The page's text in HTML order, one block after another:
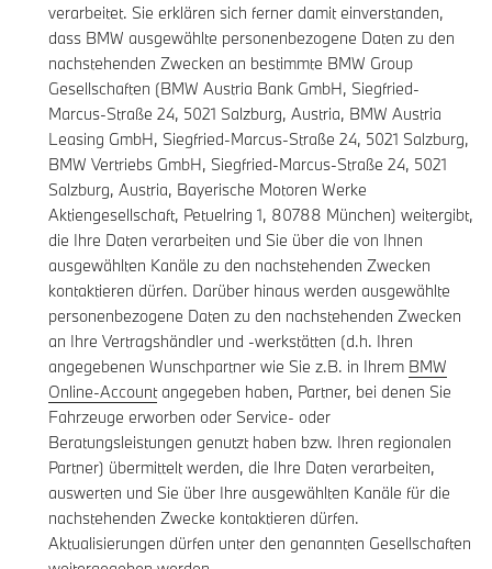
verarbeitet. Sie erklären sich ferner damit einverstanden,
dass BMW ausgewählte personenbezogene Daten zu den
nachstehenden Zwecken an bestimmte BMW Group
Gesellschaften (BMW Austria Bank GmbH, Siegfried-
Marcus-Straße 24, 5021 Salzburg, Austria, BMW Austria
Leasing GmbH, Siegfried-Marcus-Straße 24, 5021 Salzburg,
BMW Vertriebs GmbH, Siegfried-Marcus-Straße 24, 5021
Salzburg, Austria, Bayerische Motoren Werke
Aktiengesellschaft, Petuelring 1, 80788 München) weitergibt,
die Ihre Daten verarbeiten und Sie über die von Ihnen
ausgewählten Kanäle zu den nachstehenden Zwecken
kontaktieren dürfen. Darüber hinaus werden ausgewählte
personenbezogene Daten zu den nachstehenden Zwecken
an Ihre Vertragshändler und -werkstätten (d.h. Ihren
angegebenen Wunschpartner wie Sie z.B. in Ihrem BMW
Online-Accountangegeben haben, Partner, bei denen Sie
Fahrzeuge erworben oder Service- oder
Beratungsleistungen genutzt haben bzw. Ihren regionalen
Partner) übermittelt werden, die Ihre Daten verarbeiten,
auswerten und Sie über Ihre ausgewählten Kanäle für die
nachstehenden Zwecke kontaktieren dürfen.
Aktualisierungen dürfen unter den genannten Gesellschaften